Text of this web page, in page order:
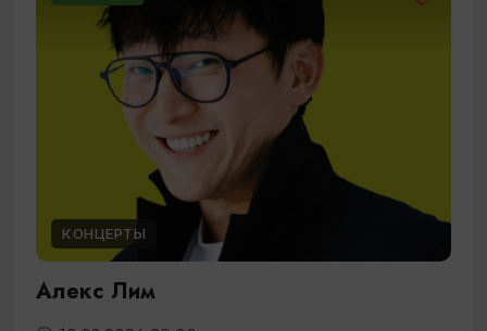
КОНЦЕРТЫ
Алекс Лим